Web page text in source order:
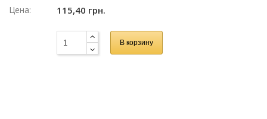
Цена:
115,40 грн.
В корзину